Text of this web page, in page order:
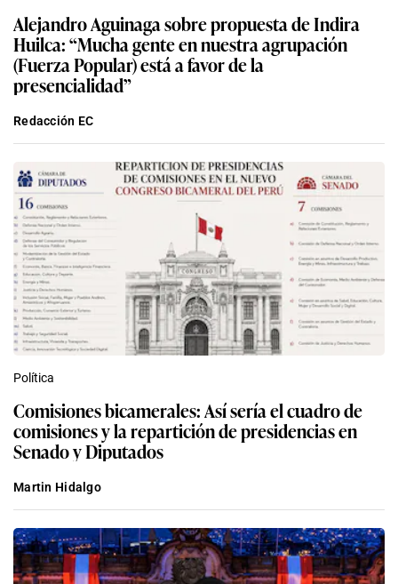
Alejandro Aguinaga sobre propuesta de Indira
Huilca: “Mucha gente en nuestra agrupación
(Fuerza Popular) está a favor de la
presencialidad”
Redacción EC
Política
Comisiones bicamerales: Así sería el cuadro de
comisiones y la repartición de presidencias en
Senado y Diputados
Martin Hidalgo